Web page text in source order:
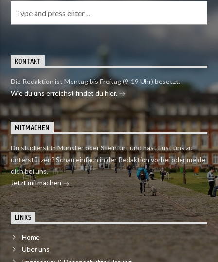
KONTAKT
Die Redaktion ist Montag bis Freitag (9-19 Uhr) besetzt.
Wie du uns erreichst findet du hier.
MITMACHEN
Du studierst in Münster oder Steinfurt und hast Lust uns zu
unterstützen? Schau einfach in der Redaktion vorbei oder melde
dich bei uns.
Jetzt mitmachen
LINKS
Home
Über uns